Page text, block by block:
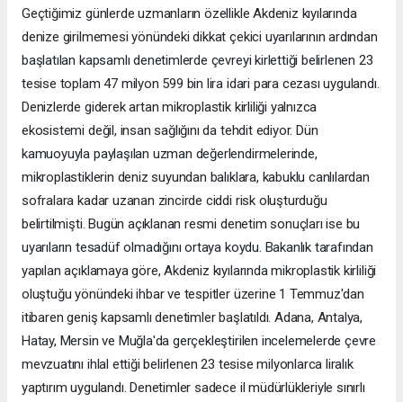
Geçtiğimiz günlerde uzmanların özellikle Akdeniz kıyılarında
denize girilmemesi yönündeki dikkat çekici uyarılarının ardından
başlatılan kapsamlı denetimlerde çevreyi kirlettiği belirlenen 23
tesise toplam 47 milyon 599 bin lira idari para cezası uygulandı.
Denizlerde giderek artan mikroplastik kirliliği yalnızca
ekosistemi değil, insan sağlığını da tehdit ediyor. Dün
kamuoyuyla paylaşılan uzman değerlendirmelerinde,
mikroplastiklerin deniz suyundan balıklara, kabuklu canlılardan
sofralara kadar uzanan zincirde ciddi risk oluşturduğu
belirtilmişti. Bugün açıklanan resmi denetim sonuçları ise bu
uyarıların tesadüf olmadığını ortaya koydu. Bakanlık tarafından
yapılan açıklamaya göre, Akdeniz kıyılarında mikroplastik kirliliği
oluştuğu yönündeki ihbar ve tespitler üzerine 1 Temmuz'dan
itibaren geniş kapsamlı denetimler başlatıldı. Adana, Antalya,
Hatay, Mersin ve Muğla'da gerçekleştirilen incelemelerde çevre
mevzuatını ihlal ettiği belirlenen 23 tesise milyonlarca liralık
yaptırım uygulandı. Denetimler sadece il müdürlükleriyle sınırlı